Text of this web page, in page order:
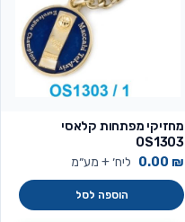
מחזיקי מפתחות קלאסי
OS1303
0.00 ₪ ליח׳ + מע״מ
הוספה לסל